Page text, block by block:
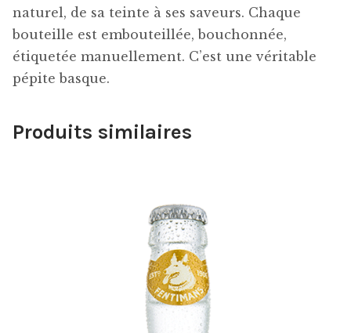
naturel, de sa teinte à ses saveurs. Chaque
bouteille est embouteillée, bouchonnée,
étiquetée manuellement. C’est une véritable
pépite basque.
Produits similaires